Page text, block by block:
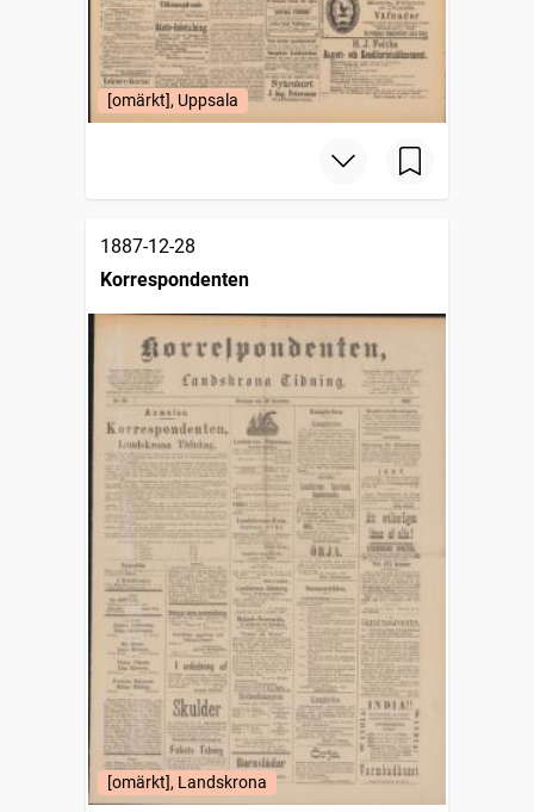
[omärkt], Uppsala
1887-12-28
Korrespondenten
[omärkt], Landskrona